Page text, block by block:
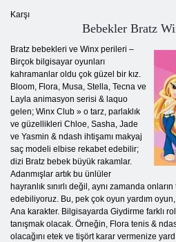
Karşı
Bebekler Bratz
Bratz bebekleri ve Winx perileri –
Birçok bilgisayar oyunları
kahramanlar oldu çok güzel bir kız.
Bloom, Flora, Musa, Stella, Tecna ve
Layla animasyon serisi & laquo
gelen; Winx Club » o tarz, parlaklık
ve güzellikleri Chloe, Sasha, Jade
ve Yasmin & ndash ihtişamı makyaj
saç modeli elbise rekabet edebilir;
dizi Bratz bebek büyük rakamlar.
Adanmışlar artık bu ünlüler
hayranlık sınırlı değil, aynı zamanda
edebiliyoruz. Bu, pek çok oyun yardım
Ana karakter. Bilgisayarda Giydirme farklı
tanışmak olacak. Örneğin, Flora tenis &
olacağını etek ve tişört karar vermenize